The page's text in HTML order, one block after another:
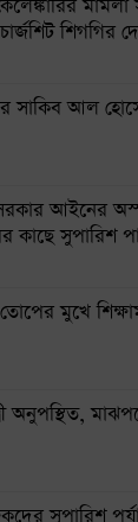
নিহত ৯
শিগগির
সাকিব আল
সরকার আইনের
কাছে সুপারিশ
মুখে
অনুপস্থিত,